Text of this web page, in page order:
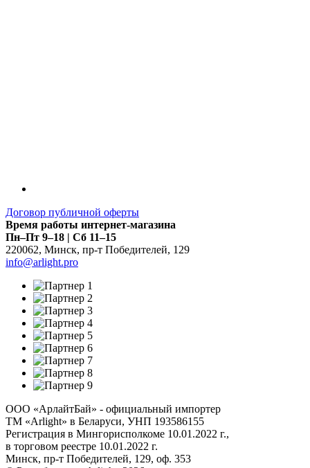
Договор публичной оферты
Время работы интернет-магазина
Пн–Пт 9–18 | Сб 11–15
220062, Минск, пр-т Победителей, 129
info@arlight.pro
ООО «АрлайтБай» - официальный импортер
ТМ «Arlight» в Беларуси, УНП 193586155
Регистрация в Мингорисполкоме 10.01.2022 г.,
в торговом реестре 10.01.2022 г.
Минск, пр-т Победителей, 129, оф. 353